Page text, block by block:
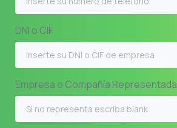
DNI o CIF
Empresa o Compañía Representada